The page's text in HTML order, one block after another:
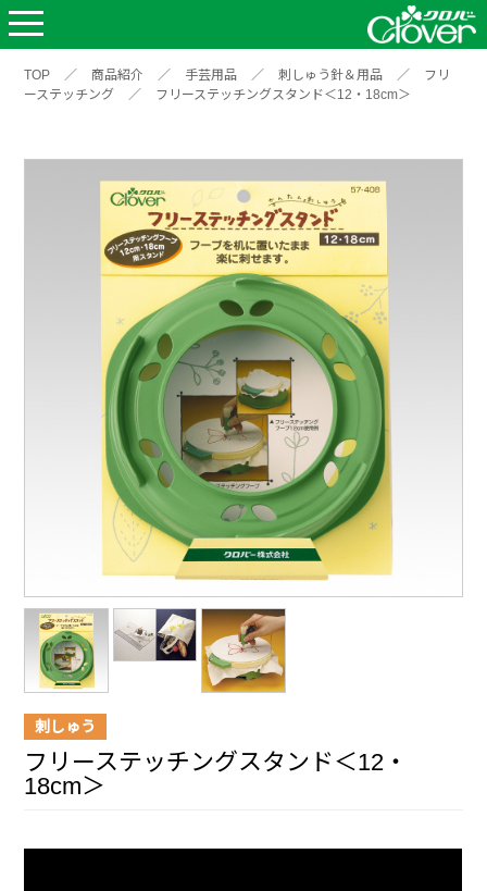
TOP ／ 商品紹介 ／ 手芸用品 ／ 刺しゅう針＆用品 ／
フリ
ーステッチング
／ フリーステッチングスタンド＜12・18cm＞
刺しゅう
フリーステッチングスタンド＜12・
18cm＞